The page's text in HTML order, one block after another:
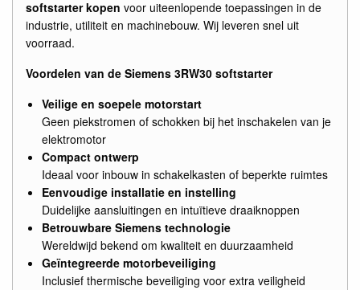
softstarter kopen voor uiteenlopende toepassingen in de
industrie, utiliteit en machinebouw. Wij leveren snel uit
voorraad.
Voordelen van de Siemens 3RW30 softstarter
Veilige en soepele motorstart
Geen piekstromen of schokken bij het inschakelen van je
elektromotor
Compact ontwerp
Ideaal voor inbouw in schakelkasten of beperkte ruimtes
Eenvoudige installatie en instelling
Duidelijke aansluitingen en intuïtieve draaiknoppen
Betrouwbare Siemens technologie
Wereldwijd bekend om kwaliteit en duurzaamheid
Geïntegreerde motorbeveiliging
Inclusief thermische beveiliging voor extra veiligheid